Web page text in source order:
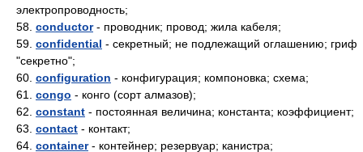
электропроводность;
58. conductor- проводник; провод; жила кабеля;
59. confidential - секретный; не подлежащий оглашению; гриф
"секретно";
60. configuration - конфигурация; компоновка; схема;
61. congo - конго (сорт алмазов);
62. constant - постоянная величина; константа; коэффициент;
63. contact - контакт;
64. container- контейнер; резервуар; канистра;